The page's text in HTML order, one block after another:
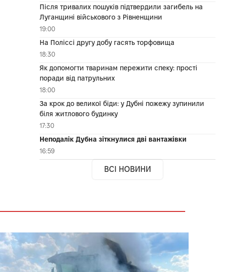
Після тривалих пошуків підтвердили загибель на
Луганщині військового з Рівненщини
19:00
На Поліссі другу добу гасять торфовища
18:30
Як допомогти тваринам пережити спеку: прості
поради від патрульних
18:00
За крок до великої біди: у Дубні пожежу зупинили
біля житлового будинку
17:30
Неподалік Дубна зіткнулися дві вантажівки
16:59
ВСІ НОВИНИ